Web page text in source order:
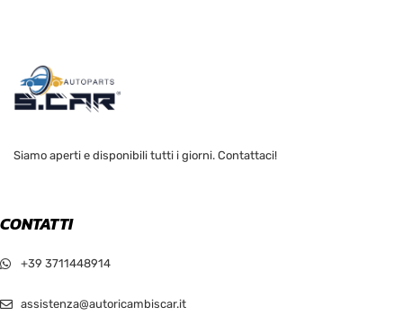
Siamo aperti e disponibili tutti i giorni. Contattaci!
CONTATTI
+39 3711448914
assistenza@autoricambiscar.it